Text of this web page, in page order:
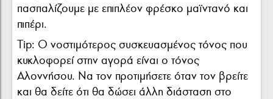
πασπαλίζουμε με επιπλέον φρέσκο μαϊντανό και
πιπέρι.
Τip: Ο νοστιμότερος συσκευασμένος τόνος που
κυκλοφορεί στην αγορά είναι ο τόνος
Αλοννήσου. Να τον προτιμήσετε όταν τον βρείτε
και θα δείτε ότι θα δώσει άλλη διάσταση στο